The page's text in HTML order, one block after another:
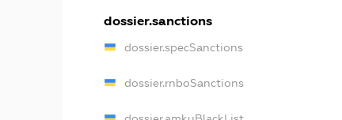
dossier.sanctions
dossier.specSanctions
dossier.rnboSanctions